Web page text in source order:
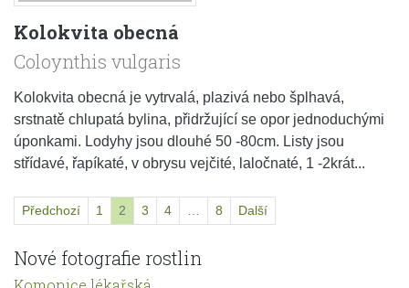
Kolokvita obecná
Coloynthis vulgaris
Kolokvita obecná je vytrvalá, plazivá nebo šplhavá,
srstnatě chlupatá bylina, přidržující se opor jednoduchými
úponkami. Lodyhy jsou dlouhé 50 -80cm. Listy jsou
střídavé, řapíkaté, v obrysu vejčité, laločnaté, 1 -2krát...
Předchozí 1 2 3 4 8 Další
Nové fotografie rostlin